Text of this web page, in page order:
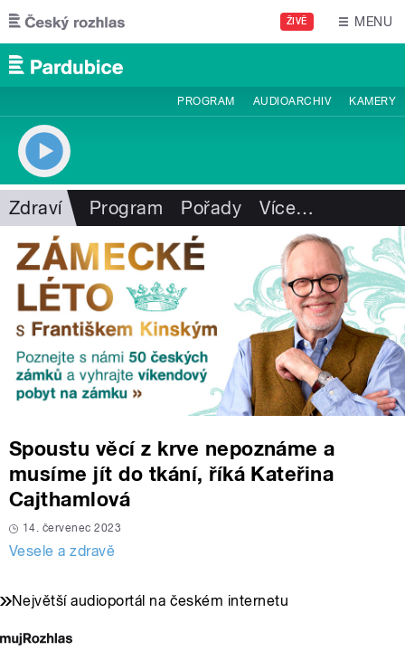
Přejít k hlavnímu obsahu
ŽIVĚ MENU
PROGRAM AUDIOARCHIV KAMERY
Zdraví Program Pořady Více…
Spoustu věcí z krve nepoznáme a
musíme jít do tkání, říká Kateřina
Cajthamlová
14. červenec 2023
Vesele a zdravě
Největší audioportál na českém internetu